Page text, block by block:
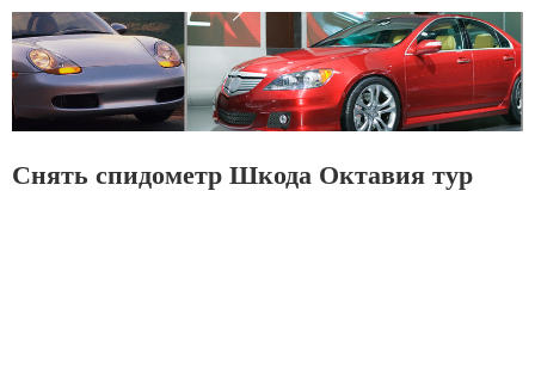
Снять спидометр Шкода Октавия тур